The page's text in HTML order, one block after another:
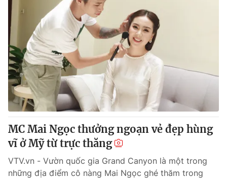
MC Mai Ngọc thưởng ngoạn vẻ đẹp hùng
vĩ ở Mỹ từ trực thăng
VTV.vn - Vườn quốc gia Grand Canyon là một trong
những địa điểm cô nàng Mai Ngọc ghé thăm trong